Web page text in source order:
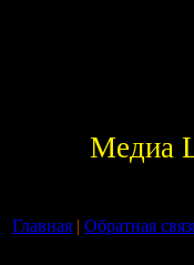
Медиа
Главная | Обратная